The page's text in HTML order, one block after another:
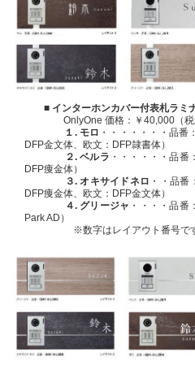
■ インターホンカバー付表札ラミ
OnlyOne 価格：￥40,000（税込
１. モロ ・・・・・・・品番：
DFP金文体、欧文：DFP隷書体）
２.ベルラ ・・・・・・品番
DFP痩金体）
３.オキサイドネロ ・・品番：
DFP痩金体、欧文：DFP金文体）
４. グリージャ ・・・・品番
Park AD）
※数字はレイアウト番号です